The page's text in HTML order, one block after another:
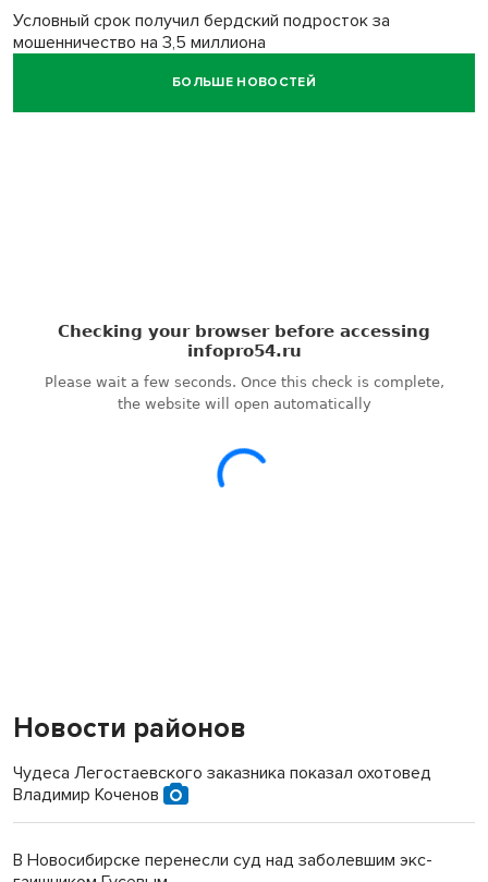
Условный срок получил бердский подросток за
мошенничество на 3,5 миллиона
Под Новосибирском рыбак случайно поймал осетра за
от СФР
БОЛЬШЕ НОВОСТЕЙ
Новости районов
Чудеса Легостаевского заказника показал охотовед
Владимир Коченов
В Новосибирске перенесли суд над заболевшим экс-